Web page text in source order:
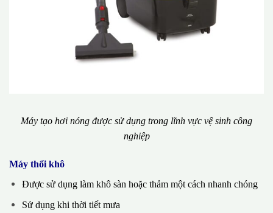
Máy tạo hơi nóng được sử dụng trong lĩnh vực vệ sinh công
nghiệp
Máy thổi khô
Được sử dụng làm khô sàn hoặc thảm một cách nhanh chóng
Sử dụng khi thời tiết mưa